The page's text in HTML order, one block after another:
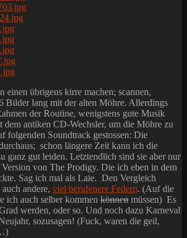
einen übrigens kirre machen; scannen,
Bilder lang mit der alten Möhre. Allerdings
der Routine, wenigstens gute Musik
dem antiken CD-Wechsler, um die Möhre zu
folgenden Soundtrack gestossen: Die
schon längere Zeit kann ich die
ganz gut leiden. Letztendlich sind sie aber nur
von The Prodigy. Die ich eben in dem
Sag ich mal als Laie. Den Vergleich
andere, viel berufenere Federn. (Auf die
ich auch selber kommen können müssen) Es
werden, oder so. Und noch dazu Karneval
sozusagen! (Fuck, waren die geil,